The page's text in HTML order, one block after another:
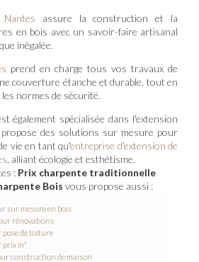
assure la construction et la
en bois avec un savoir-faire artisanal
inégalée.
prend en charge tous vos travaux de
couverture étanche et durable, tout en
normes de sécurité.
également spécialisée dans l'extension
des solutions sur mesure pour
vie en tant qu'entreprise d'extension de
, alliant écologie et esthétisme.
: Prix charpente traditionnelle
Bois vous propose aussi :
sur mesure en bois
rénovations
de toiture
m²
construction de maison